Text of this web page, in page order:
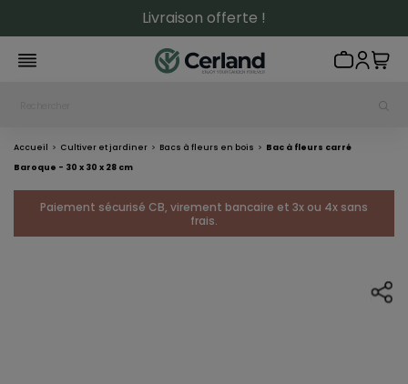
Livraison offerte !
Accueil Cultiver et jardiner Bacs à fleurs en bois
Bac à fleurs carré
Baroque - 30 x 30 x 28 cm
Paiement sécurisé CB, virement bancaire et 3x ou 4x sans
frais.